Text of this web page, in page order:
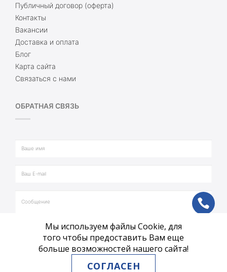
Публичный договор (оферта)
Контакты
Вакансии
Доставка и оплата
Блог
Карта сайта
Связаться с нами
ОБРАТНАЯ СВЯЗЬ
ОТПРАВИТЬ
ph
Мы используем файлы Cookie, для
того чтобы предоставить Вам еще
больше возможностей нашего сайта!
СОГЛАСЕН